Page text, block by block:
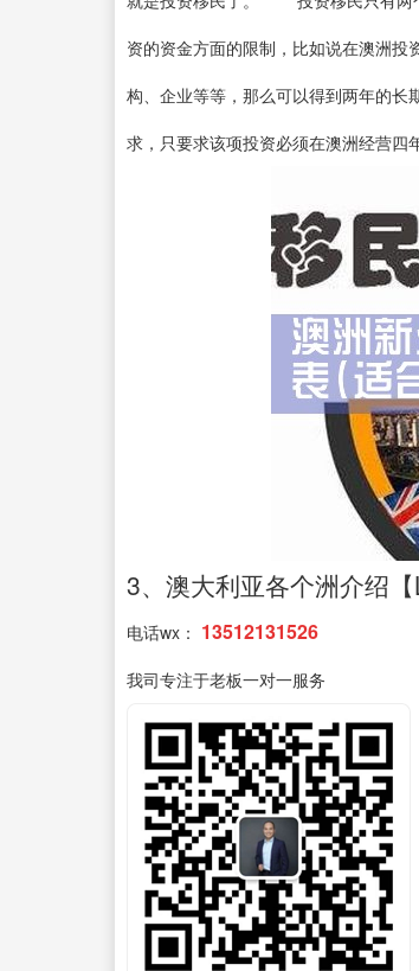
资的资金方面的限制，比如说在澳洲
构、企业等等，那么可以得到两年的长
求，只要求该项投资必须在澳洲经营四
3、澳大利亚各个洲介绍
电话wx： 13512131526
我司专注于老板一对一服务